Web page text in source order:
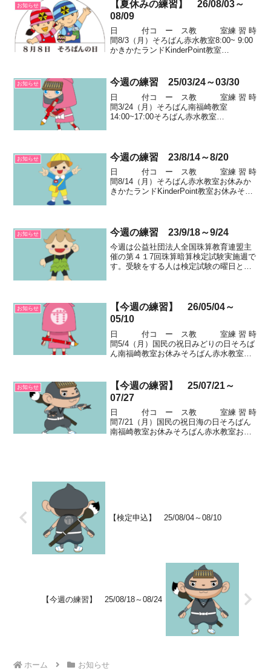
お知らせ
【夏休みの練習】 26/08/03～
08/09
日 付コ ー ス教 室練 習 時
間8/3（月）そろばん赤水教室8:00~ 9:00
かきかたランドKinderPoint教室
15:30~18:00そろばん...
お知らせ 今週の練習 25/03/24～03/30
日 付コ ー ス教 室練 習 時
間3/24（月）そろばん南福崎教室
14:00~17:00そろばん赤水教室
お知らせ 今週の練習 23/8/14～8/20
日 付コ ー ス教 室練 習 時
間8/14（月）そろばん赤水教室お休みか
きかたランドKinderPoint教室お休みそろ
教...
お知らせ 今週の練習 23/9/18～9/24
今週は公益社団法人全国珠算教育連盟主
催の第４１7回珠算暗算検定試験実施週で
す。受験をする人は検定試験の曜日と時
日そろばん南福...
お知らせ
【今週の練習】 26/05/04～
05/10
日 付コ ー ス教 室練 習 時
間5/4（月）国民の祝日みどりの日そろば
ん南福崎教室お休みそろばん赤水教室お
田教室お休みそろばん松原教室お休み
日 ...
お知らせ
【今週の練習】 25/07/21～
07/27
日 付コ ー ス教 室練 習 時
間7/21（月）国民の祝日海の日そろばん
南福崎教室お休みそろばん赤水教室お休
【検定申込】 25/08/04～08/10
【今週の練習】 25/08/18～08/24
ホーム お知らせ